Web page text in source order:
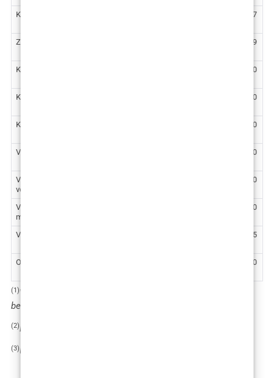
Kirurško podizanje stražnjice
3.717
Zatezanje nadlaktica (brahioplastika)
3.319
Kirurško zatezanje unutarnje strane natkoljenica
4.700
Korekcija stidnih usana (labioplastika) – lokalna anestezija
1.460
Korekcija stidnih usana (labioplastika) – opća anestezija
2.190
VASERlipo ultrazvučna liposukcija trbuha
3.720
VASERlipo ultrazvučna liposukcija ostalih dijelova tijela –
veća regija
2.530
VASERlipo ultrazvučna liposukcija ostalih dijelova tijela –
manja regija
1.860
VASERlipo ultrazvučna liposukcija dodatne regije
1.195
Operacija hernije (kila ili bruh)
2.500
(1)Veća regija odnosi se na stražnjicu, natkoljenice, listove,
bedra, leđa ili ruke.
(2)Manja regija odnosi se na koljena ili lipom.
(3)Uz Vaserlipo liposukciju trbuha.